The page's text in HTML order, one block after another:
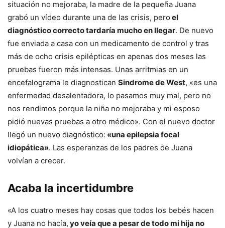
situación no mejoraba, la madre de la pequeña Juana
grabó un vídeo durante una de las crisis, pero el
diagnóstico correcto tardaría mucho en llegar. De nuevo
fue enviada a casa con un medicamento de control y tras
más de ocho crisis epilépticas en apenas dos meses las
pruebas fueron más intensas. Unas arritmias en un
encefalograma le diagnostican Sindrome de West, «es una
enfermedad desalentadora, lo pasamos muy mal, pero no
nos rendimos porque la niña no mejoraba y mi esposo
pidió nuevas pruebas a otro médico». Con el nuevo doctor
llegó un nuevo diagnóstico: «una epilepsia focal
idiopática». Las esperanzas de los padres de Juana
volvían a crecer.
Acaba la incertidumbre
«A los cuatro meses hay cosas que todos los bebés hacen
y Juana no hacía, yo veía que a pesar de todo mi hija no